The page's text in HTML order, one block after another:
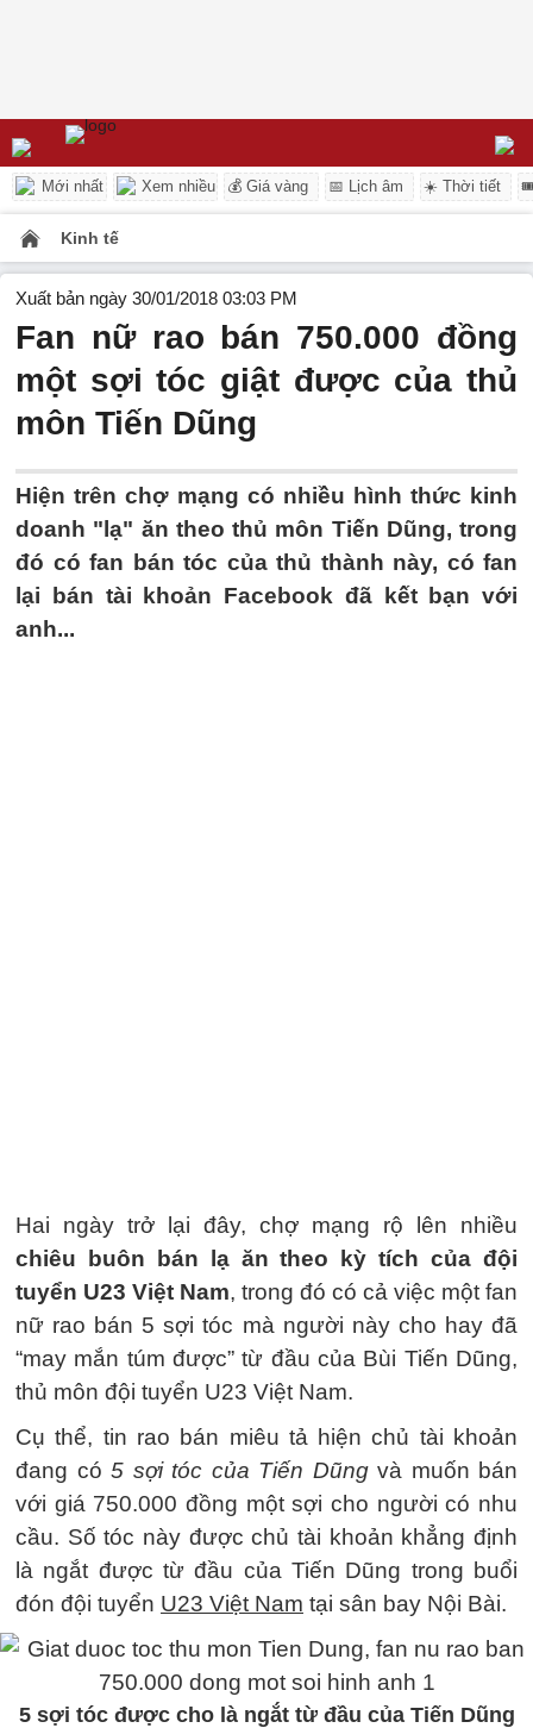
Mới nhất Xem nhiều 💰 Giá vàng 📅 Lịch âm ☀️ Thời tiết
Kinh tế
Xuất bản ngày 30/01/2018 03:03 PM
Fan nữ rao bán 750.000 đồng
một sợi tóc giật được của thủ
môn Tiến Dũng
Hiện trên chợ mạng có nhiều hình thức kinh
doanh "lạ" ăn theo thủ môn Tiến Dũng, trong
đó có fan bán tóc của thủ thành này, có fan
lại bán tài khoản Facebook đã kết bạn với
anh...
Hai ngày trở lại đây, chợ mạng rộ lên nhiều
chiêu buôn bán lạ ăn theo kỳ tích của đội
tuyển U23 Việt Nam, trong đó có cả việc một fan
nữ rao bán 5 sợi tóc mà người này cho hay đã
“may mắn túm được” từ đầu của Bùi Tiến Dũng,
thủ môn đội tuyển U23 Việt Nam.
Cụ thể, tin rao bán miêu tả hiện chủ tài khoản
đang có 5 sợi tóc của Tiến Dũngvà muốn bán
với giá 750.000 đồng một sợi cho người có nhu
cầu. Số tóc này được chủ tài khoản khẳng định
là ngắt được từ đầu của Tiến Dũng trong buổi
đón đội tuyển U23 Việt Nam tại sân bay Nội Bài.
5 sợi tóc được cho là ngắt từ đầu của Tiến Dũng